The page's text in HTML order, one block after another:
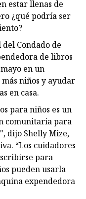
estar llenas de
¿qué podría ser
Condado de
de libros
en un
niños y ayudar
en casa.
para niños es un
comunitaria para
dijo Shelly Mize,
“Los cuidadores
para
pueden usarla
expendedora